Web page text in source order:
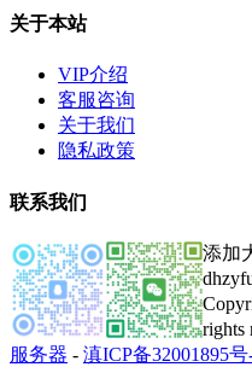
关于本站
VIP介绍
客服咨询
关于我们
隐私政策
联系我们
添加
rights
服务器 - 滇ICP备32001895号